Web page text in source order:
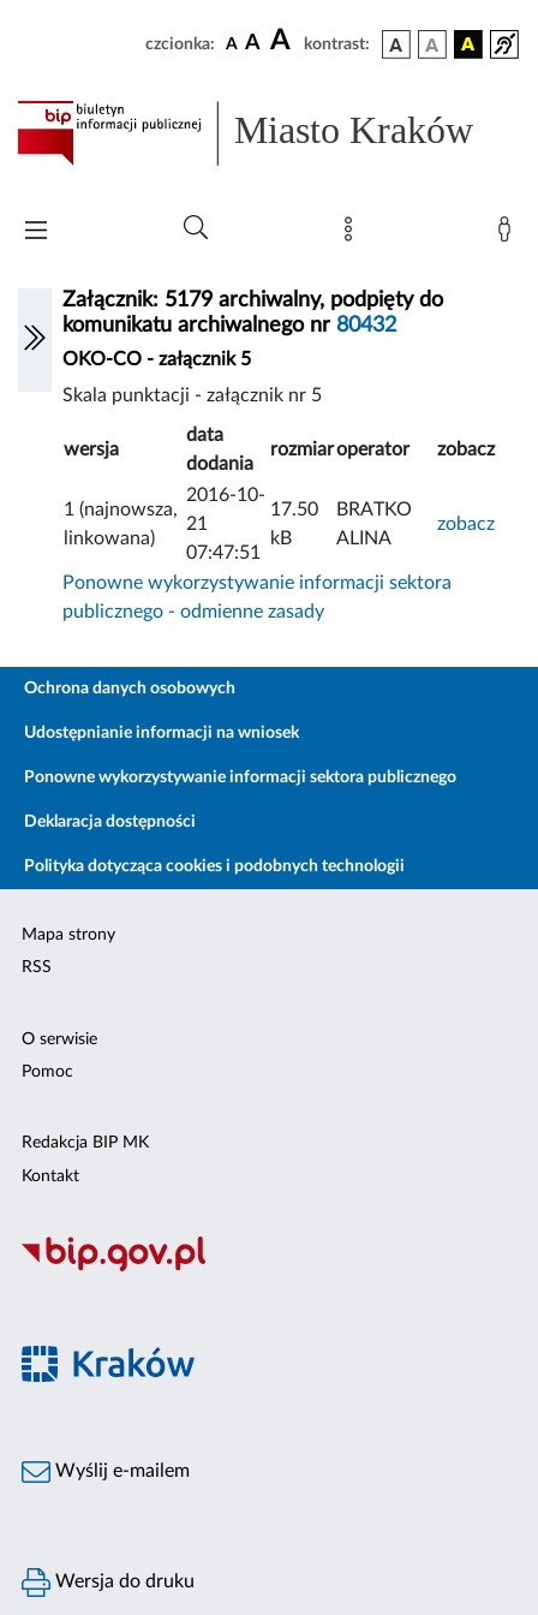
czcionka: A A A kontrast:
Miasto Kraków
Załącznik: 5179 archiwalny, podpięty do
komunikatu archiwalnego nr 80432
OKO-CO - załącznik 5
Skala punktacji - załącznik nr 5
wersja
data
dodania
rozmiaroperator zobacz
1 (najnowsza,
linkowana)
2016-10-
21
07:47:51
17.50
kB
BRATKO
ALINA
zobacz
Ponowne wykorzystywanie informacji sektora
publicznego - odmienne zasady
Ochrona danych osobowych
Udostępnianie informacji na wniosek
Ponowne wykorzystywanie informacji sektora publicznego
Deklaracja dostępności
Polityka dotycząca cookies i podobnych technologii
Mapa strony
RSS
O serwisie
Pomoc
Redakcja BIP MK
Kontakt
Wyślij e-mailem
Wersja do druku